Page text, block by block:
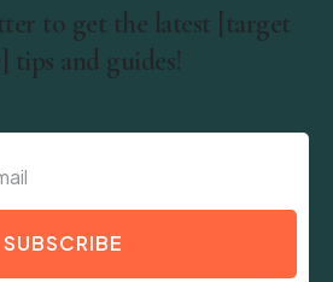
to get the latest [target
tips and guides!
SUBSCRIBE